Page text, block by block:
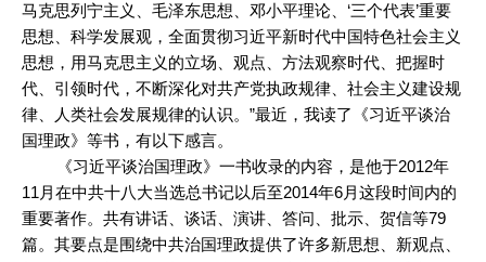
马克思列宁主义、毛泽东思想、邓小平理论、‘三个代表’重要
思想、科学发展观，全面贯彻习近平新时代中国特色社会主义
思想，用马克思主义的立场、观点、方法观察时代、把握时
代、引领时代，不断深化对共产党执政规律、社会主义建设规
律、人类社会发展规律的认识。”最近，我读了《习近平谈治
国理政》等书，有以下感言。
《习近平谈治国理政》一书收录的内容，是他于2012年
11月在中共十八大当选总书记以后至2014年6月这段时间内的
重要著作。共有讲话、谈话、演讲、答问、批示、贺信等79
篇。其要点是围绕中共治国理政提供了许多新思想、新观点、